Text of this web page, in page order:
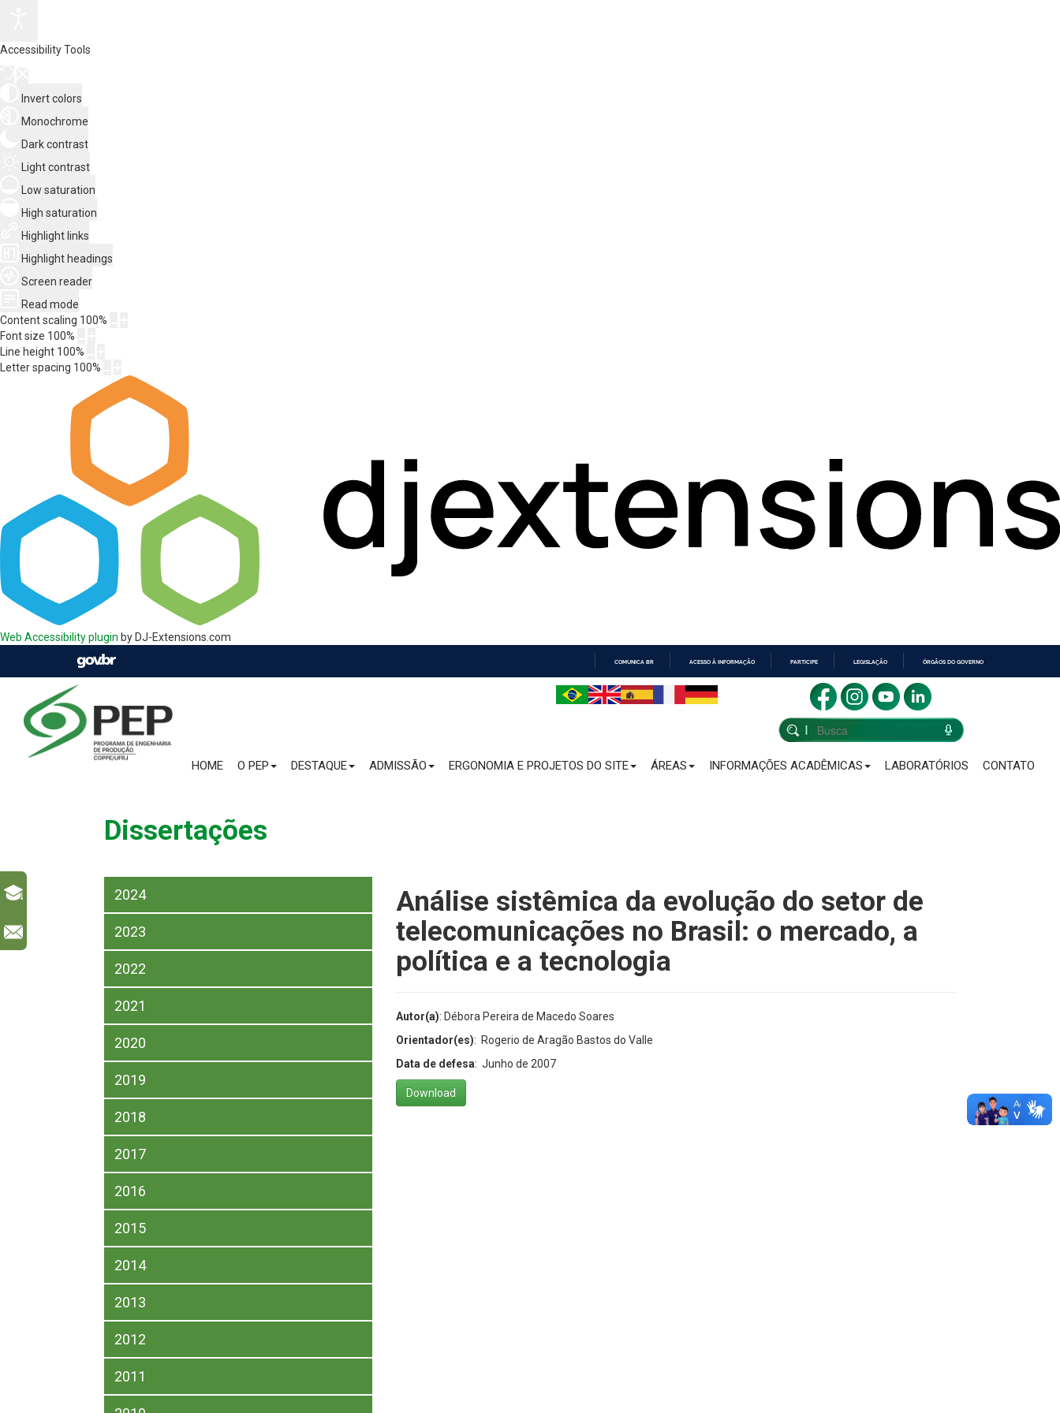
Accessibility Tools
Invert colors
Monochrome
Dark contrast
Light contrast
Low saturation
High saturation
Highlight links
Highlight headings
Screen reader
Read mode
Content scaling 100%
Font size 100%
Line height 100%
Letter spacing 100%
Web Accessibility plugin by DJ-Extensions.com
COMUNICA BR ACESSO À INFORMAÇÃO PARTICIPE LEGISLAÇÃO ÓRGÃOS DO GOVERNO
HOME O PEP DESTAQUE ADMISSÃO ERGONOMIA E PROJETOS DO SITE ÁREAS INFORMAÇÕES ACADÊMICAS LABORATÓRIOS CONTATO
Dissertações
2024
2023
2022
2021
2020
2019
2018
2017
2016
2015
2014
2013
2012
2011
Análise sistêmica da evolução do setor de
telecomunicações no Brasil: o mercado, a
política e a tecnologia
Autor(a): Débora Pereira de Macedo Soares
Orientador(es): Rogerio de Aragão Bastos do Valle
Data de defesa: Junho de 2007
Download